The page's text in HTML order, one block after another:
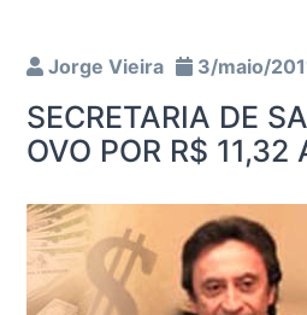
Jorge Vieira 3/maio/
SECRETARIA DE
OVO POR R$ 11,32